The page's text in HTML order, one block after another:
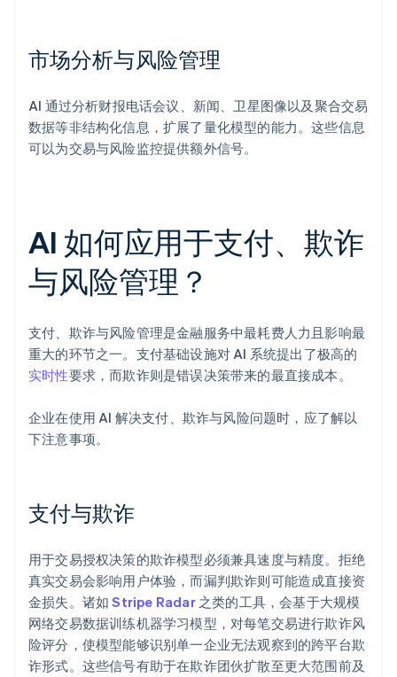
市场分析与风险管理
AI 通过分析财报电话会议、新闻、卫星图像以及聚合交易
数据等非结构化信息，扩展了量化模型的能力。这些信息
可以为交易与风险监控提供额外信号。
AI 如何应用于支付、欺诈
与风险管理？
支付、欺诈与风险管理是金融服务中最耗费人力且影响最
重大的环节之一。支付基础设施对 AI 系统提出了极高的
实时性要求，而欺诈则是错误决策带来的最直接成本。
企业在使用 AI 解决支付、欺诈与风险问题时，应了解以
下注意事项。
支付与欺诈
用于交易授权决策的欺诈模型必须兼具速度与精度。拒绝
真实交易会影响用户体验，而漏判欺诈则可能造成直接资
金损失。诸如Stripe Radar之类的工具，会基于大规模
网络交易数据训练机器学习模型，对每笔交易进行欺诈风
险评分，使模型能够识别单一企业无法观察到的跨平台欺
诈形式。这些信号有助于在欺诈团伙扩散至更大范围前及